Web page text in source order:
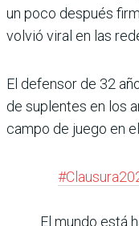
un poco después
volvió viral en las
El defensor de 32
de suplentes en los
campo de juego en
El mundo está